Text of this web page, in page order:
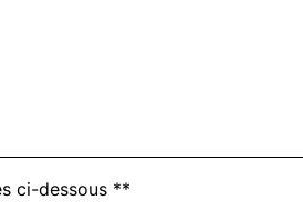
ci-dessous **